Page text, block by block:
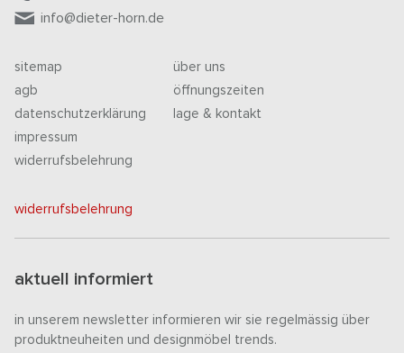
info@dieter-horn.de
sitemap
agb
datenschutzerklärung
impressum
widerrufsbelehrung
über uns
öffnungszeiten
lage & kontakt
widerrufsbelehrung
aktuell informiert
in unserem newsletter informieren wir sie regelmässig über
produktneuheiten und designmöbel trends.